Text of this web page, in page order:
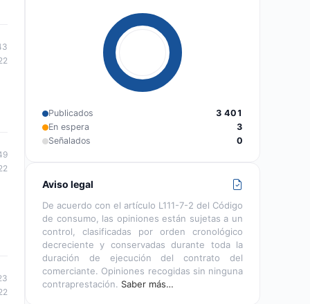
Publicados
3 401
En espera
3
Señalados
0
Aviso legal
De acuerdo con el artículo L111-7-2 del Código
de consumo, las opiniones están sujetas a un
control, clasificadas por orden cronológico
decreciente y conservadas durante toda la
duración de ejecución del contrato del
comerciante. Opiniones recogidas sin ninguna
contraprestación. Saber más…